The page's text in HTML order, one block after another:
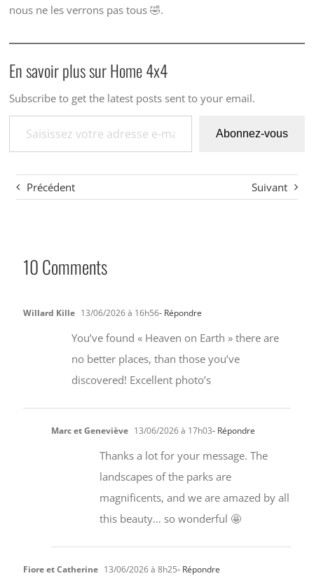
nous ne les verrons pas tous 🤣.
En savoir plus sur Home 4x4
Subscribe to get the latest posts sent to your email.
Saisissez votre adresse e-mail…
Abonnez-vous
Précédent Suivant
10 Comments
Willard Kille 13/06/2026 à 16h56- Répondre
You’ve found « Heaven on Earth » there are
no better places, than those you’ve
discovered! Excellent photo’s
Marc et Geneviève 13/06/2026 à 17h03- Répondre
Thanks a lot for your message. The
landscapes of the parks are
magnificents, and we are amazed by all
this beauty… so wonderful 🤩
Fiore et Catherine 13/06/2026 à 8h25- Répondre